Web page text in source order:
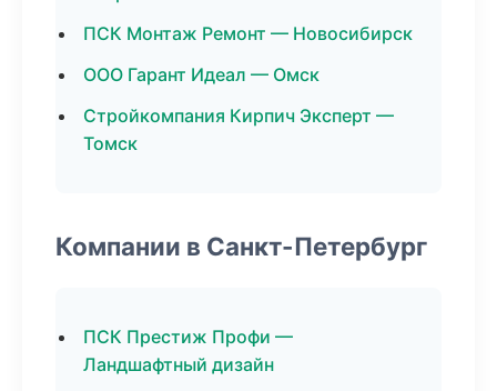
ПСК Монтаж Ремонт — Новосибирск
ООО Гарант Идеал — Омск
Стройкомпания Кирпич Эксперт —
Томск
Компании в Санкт-Петербург
ПСК Престиж Профи —
Ландшафтный дизайн